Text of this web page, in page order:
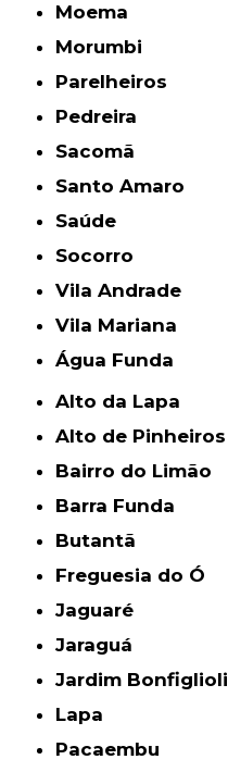
Moema
Morumbi
Parelheiros
Pedreira
Sacomã
Santo Amaro
Saúde
Socorro
Vila Andrade
Vila Mariana
Água Funda
Alto da Lapa
Alto de Pinheiros
Bairro do Limão
Barra Funda
Butantã
Freguesia do Ó
Jaguaré
Jaraguá
Jardim Bonfiglioli
Lapa
Pacaembu